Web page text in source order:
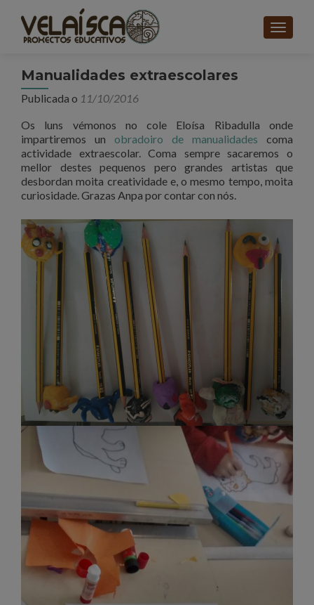
Manualidades extraescolares
Publicada o 11/10/2016
Os luns vémonos no cole Eloísa Ribadulla onde
impartiremos un obradoiro de manualidades coma
actividade extraescolar.Coma sempre sacaremos o
mellor destes pequenos pero grandes artistas que
desbordan moita creatividade e, o mesmo tempo, moita
curiosidade. Grazas Anpa por contar con nós.